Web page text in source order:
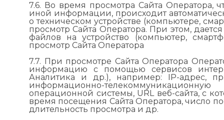
7.6. Во время просмотра Сайта Оператора,
иной информации, происходит
о техническом устройстве (компьютере,
просмотр Сайта Оператора. При этом,
файлов на устройство (компьютер,
просмотр Сайта Оператора
7.7. При просмотре Сайта Оператора
информацию с помощью сервисов
Аналитика и др.), например: IP-адрес,
информационно-
операционной системы, URL веб-сайта, с
время посещения Сайта Оператора, число
длительность просмотра и др.